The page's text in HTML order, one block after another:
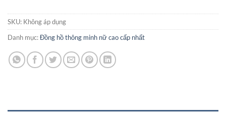
SKU: Không áp dụng
Danh mục:Đồng hồ thông minh nữ cao cấp nhất